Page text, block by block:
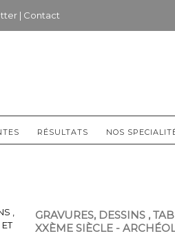
| Contact
RÉSULTATS NOS
GRAVURES, DESSINS ,
XXÈME SIÈCLE -